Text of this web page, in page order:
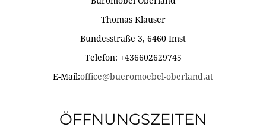
Thomas Klauser
Bundesstraße 3, 6460 Imst
Telefon: +436602629745
E-Mail:office@bueromoebel-oberland.at
ÖFFNUNGSZEITEN